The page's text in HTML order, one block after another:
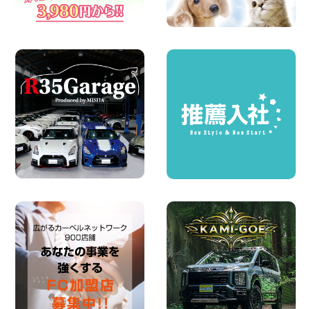
100円レンタカー 墨田両国
2026年08月07日
夏季休暇のお知らせ 東京都 墨田文花店
お盆も休まず営業します! 神奈川県 横浜
旭南本宿町店
100円レンタカー 横浜旭南本宿町
2026年08月07日